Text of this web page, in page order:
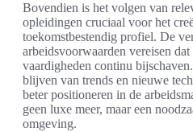
Bovendien is het volgen van
opleidingen cruciaal voor het
toekomstbestendig profiel. De
arbeidsvoorwaarden vereisen
vaardigheden continu
blijven van trends en nieuwe
beter positioneren in de
geen luxe meer, maar een
omgeving.